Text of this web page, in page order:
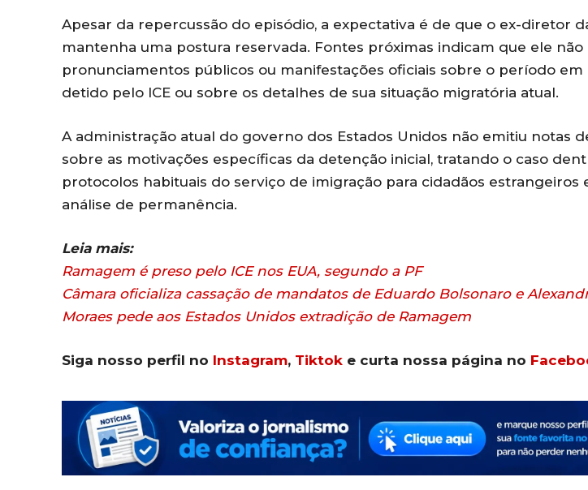
Apesar da repercussão do episódio, a expectativa é de que o ex-diretor
mantenha uma postura reservada. Fontes próximas indicam que ele não
pronunciamentos públicos ou manifestações oficiais sobre o período em
detido pelo ICE ou sobre os detalhes de sua situação migratória atual.
A administração atual do governo dos Estados Unidos não emitiu notas
sobre as motivações específicas da detenção inicial, tratando o caso
protocolos habituais do serviço de imigração para cidadãos estrangeiros
análise de permanência.
Leia mais:
Ramagem é preso pelo ICE nos EUA, segundo a PF
Câmara oficializa cassação de mandatos de Eduardo Bolsonaro e
Moraes pede aos Estados Unidos extradição de Ramagem
Siga nosso perfil no Instagram, Tiktok e curta nossa página no